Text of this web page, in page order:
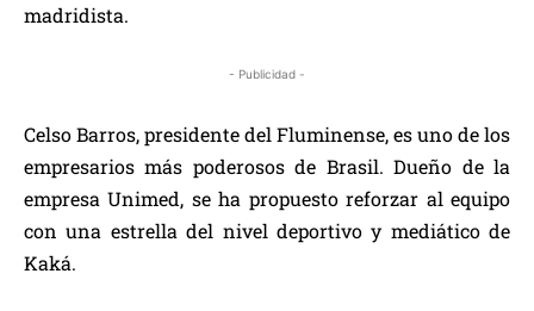
madridista.
- Publicidad -
Celso Barros, presidente del Fluminense, es uno de los
empresarios más poderosos de Brasil. Dueño de la
empresa Unimed, se ha propuesto reforzar al equipo
con una estrella del nivel deportivo y mediático de
Kaká.